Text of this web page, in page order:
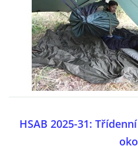
DOCHÁZKA A BODOVÁNÍ 2023
SEZNAM ČLENŮ
SPONZOŘI
FOTOALBUM
HSAB 2025-31: